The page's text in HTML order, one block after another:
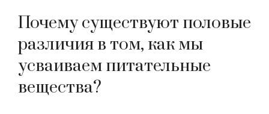
Почему существуют половые
различия в том, как мы
усваиваем питательные
вещества?